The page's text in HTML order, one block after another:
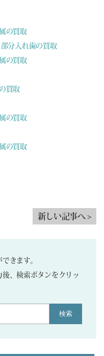
の買取
分入れ歯の買取
の買取
買取
の買取
の買取
新しい記事へ >
きます。
後、検索ボタンをクリッ
検索